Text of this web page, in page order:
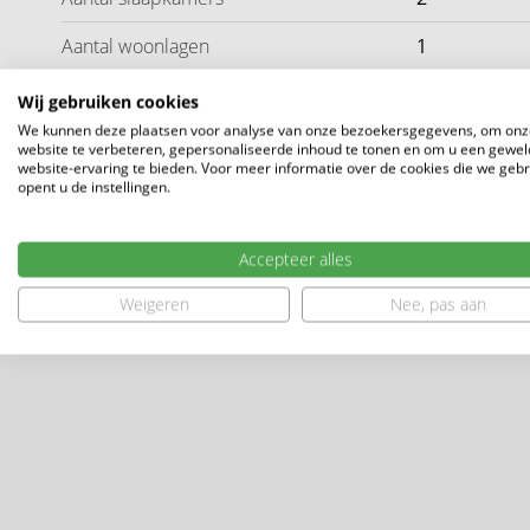
Aantal woonlagen
1
Ligging
Wij gebruiken cookies
We kunnen deze plaatsen voor analyse van onze bezoekersgegevens, om
website te verbeteren, gepersonaliseerde inhoud te tonen en om u een
website-ervaring te bieden. Voor meer informatie over de cookies die we
opent u de instellingen.
Accepteer alles
Weigeren
Nee, pas aan